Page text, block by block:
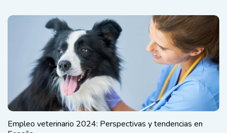
Empleo veterinario 2024: Perspectivas y tendencias en